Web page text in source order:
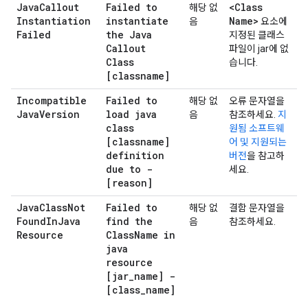
JavaCallout
Instantiation
Failed
Failed to
instantiate
the Java
Callout
Class
[classname]
해당 없
음
<Class
Name> 요소에
지정된 클래스
파일이 jar에 없
습니다.
Incompatible
JavaVersion
Failed to
load java
class
[classname]
definition
due to -
[reason]
해당 없
음
오류 문자열을
참조하세요. 지
원됨 소프트웨
어 및 지원되는
버전을 참고하
세요.
JavaClassNot
FoundInJava
Resource
Failed to
find the
ClassName in
java
resource
[jar_name] -
[class_name]
해당 없
음
결함 문자열을
참조하세요.